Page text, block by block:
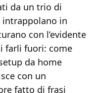
da un trio di
intrappolano in
con l’evidente
farli fuori: come
da home
con un
fatto di frasi